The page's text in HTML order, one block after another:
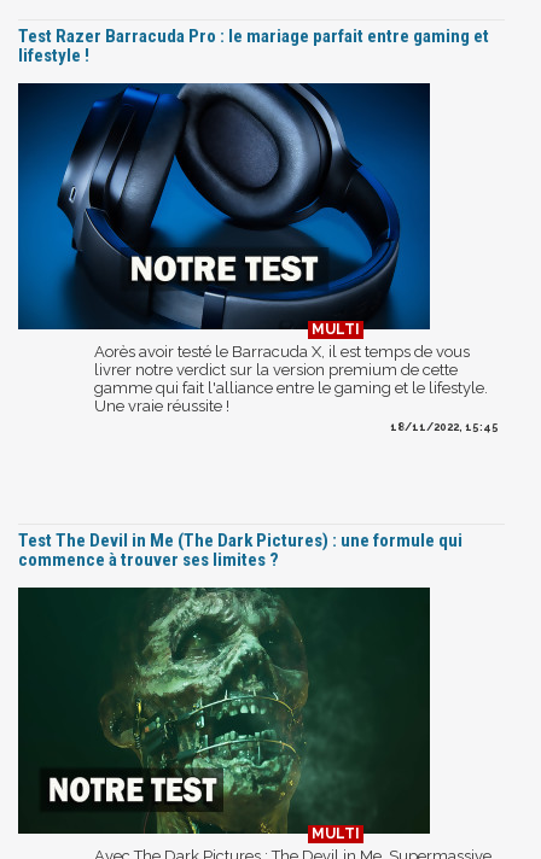
Test Razer Barracuda Pro : le mariage parfait entre gaming et
lifestyle !
Aorès avoir testé le Barracuda X, il est temps de vous
livrer notre verdict sur la version premium de cette
gamme qui fait l'alliance entre le gaming et le lifestyle.
Une vraie réussite !
18/11/2022, 15:45
Test The Devil in Me (The Dark Pictures) : une formule qui
commence à trouver ses limites ?